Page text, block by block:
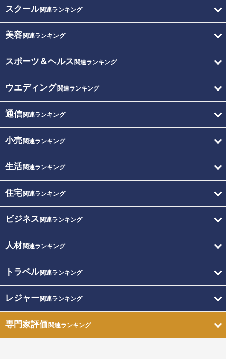
スクール関連ランキング
美容関連ランキング
スポーツ＆ヘルス 関連ランキング
ウエディング関連ランキング
通信関連ランキング
小売関連ランキング
生活関連ランキング
住宅関連ランキング
ビジネス 関連ランキング
人材関連ランキング
トラベル関連ランキング
レジャー関連ランキング
専門家評価関連ランキング